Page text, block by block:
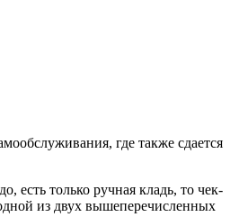
где также сдается
есть только ручная кладь, то чек-
из двух вышеперечисленных